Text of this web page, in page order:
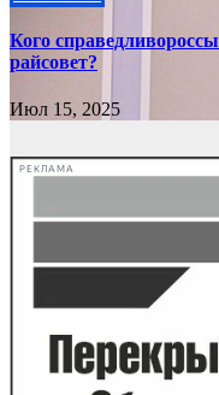
Кого
райсовет?
Июл 15, 2025
РЕКЛАМА